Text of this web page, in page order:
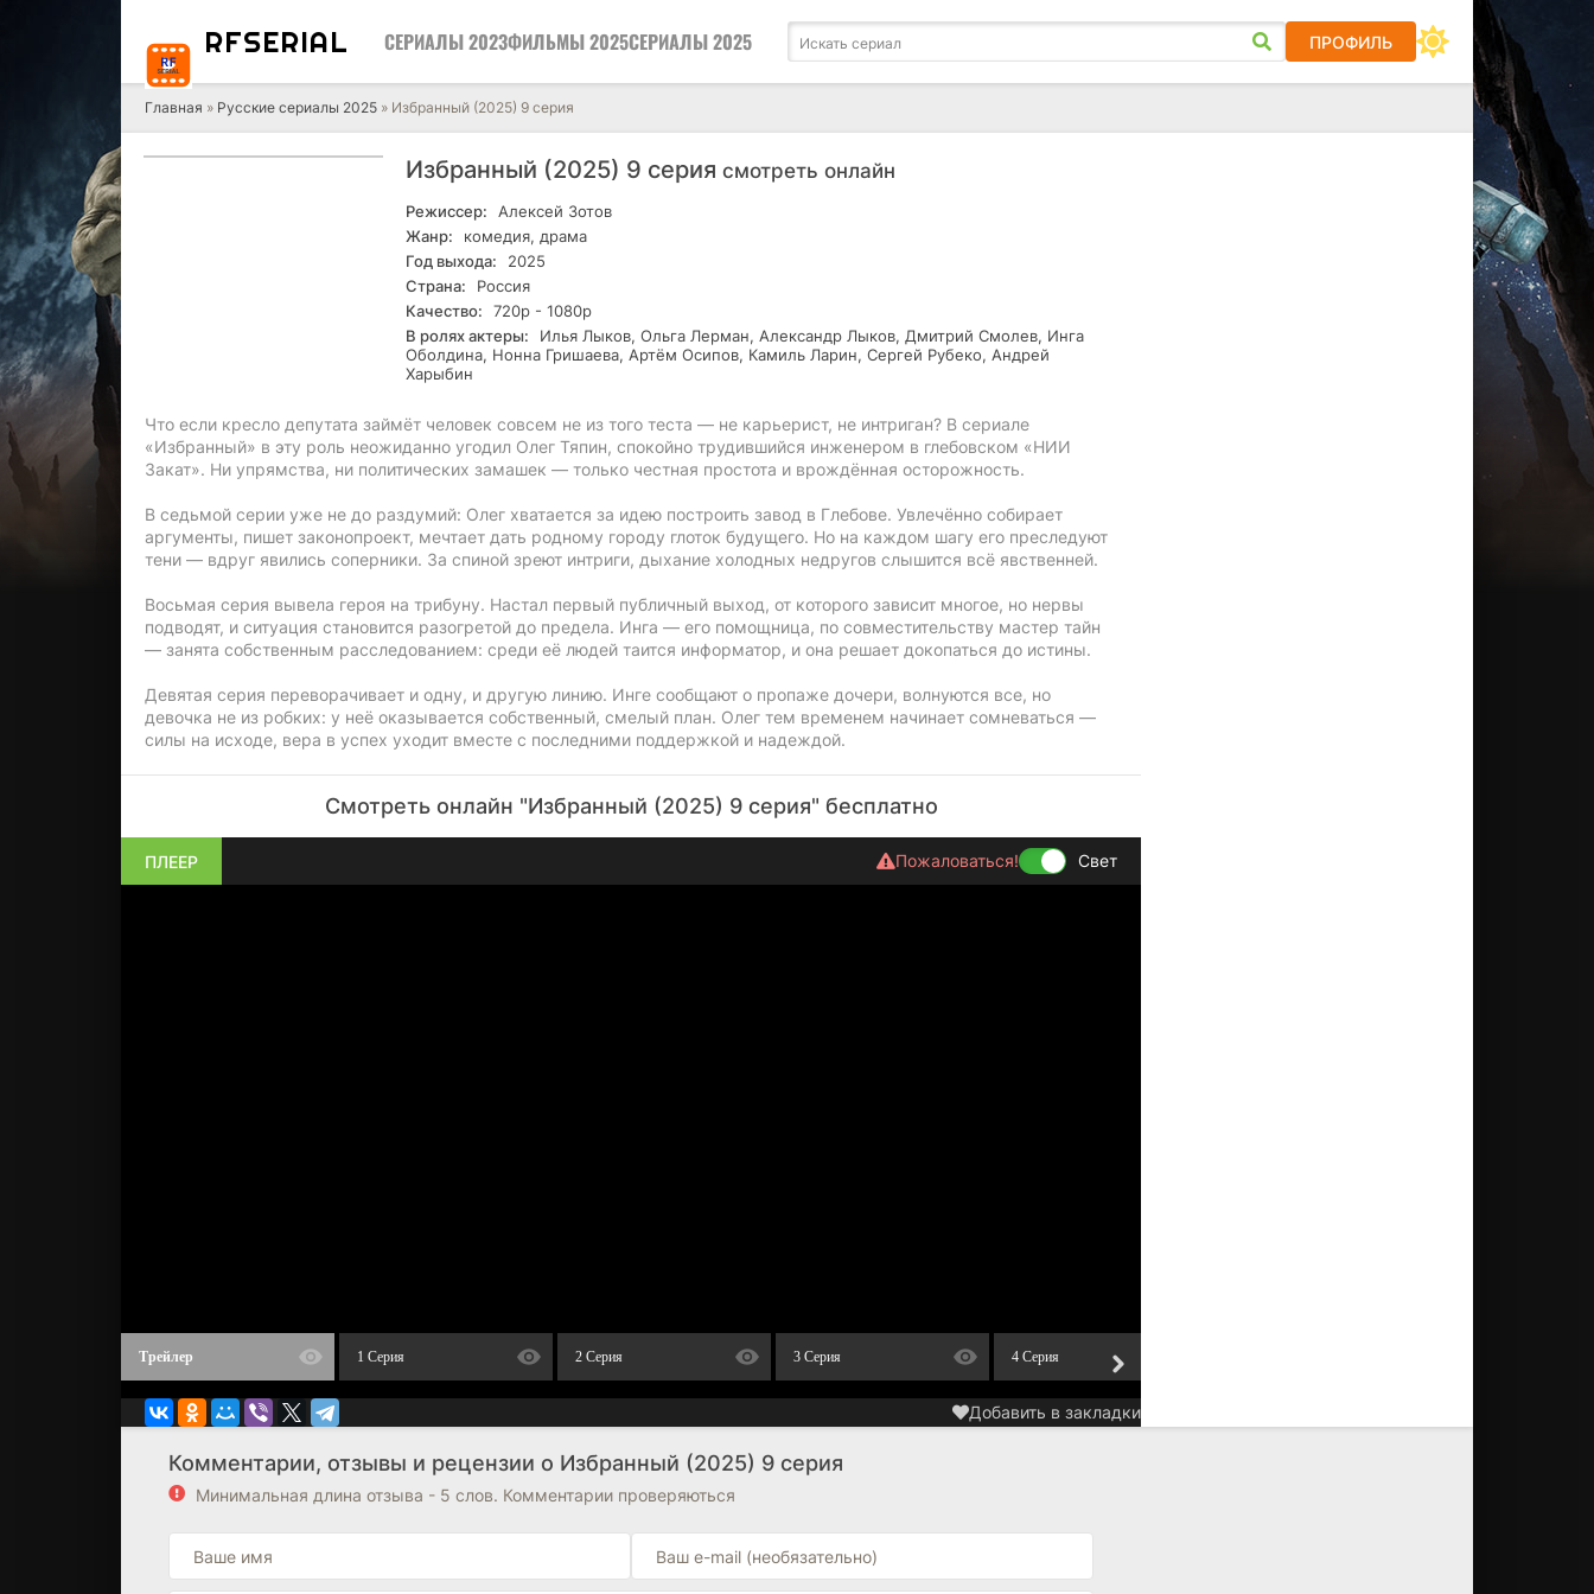
RFSERIAL СЕРИАЛЫ 2023ФИЛЬМЫ 2025СЕРИАЛЫ 2025 ПРОФИЛЬ
Главная » Русские сериалы 2025 » Избранный (2025) 9 серия
Избранный (2025) 9 серия смотреть онлайн
Режиссер:
Алексей Зотов
Жанр:
комедия, драма
Год выхода:
2025
Страна:
Россия
Качество:
720р - 1080р
В ролях актеры:
Илья Лыков, Ольга Лерман, Александр Лыков, Дмитрий Смолев, Инга
Оболдина, Нонна Гришаева, Артём Осипов, Камиль Ларин, Сергей Рубеко, Андрей
Харыбин
Что если кресло депутата займёт человек совсем не из того теста — не карьерист, не интриган? В сериале
«Избранный» в эту роль неожиданно угодил Олег Тяпин, спокойно трудившийся инженером в глебовском «НИИ
Закат». Ни упрямства, ни политических замашек — только честная простота и врождённая осторожность.
В седьмой серии уже не до раздумий: Олег хватается за идею построить завод в Глебове. Увлечённо собирает
аргументы, пишет законопроект, мечтает дать родному городу глоток будущего. Но на каждом шагу его преследуют
тени — вдруг явились соперники. За спиной зреют интриги, дыхание холодных недругов слышится всё явственней.
Восьмая серия вывела героя на трибуну. Настал первый публичный выход, от которого зависит многое, но нервы
подводят, и ситуация становится разогретой до предела. Инга — его помощница, по совместительству мастер тайн
— занята собственным расследованием: среди её людей таится информатор, и она решает докопаться до истины.
Девятая серия переворачивает и одну, и другую линию. Инге сообщают о пропаже дочери, волнуются все, но
девочка не из робких: у неё оказывается собственный, смелый план. Олег тем временем начинает сомневаться —
силы на исходе, вера в успех уходит вместе с последними поддержкой и надеждой.
Смотреть онлайн "Избранный (2025) 9 серия" бесплатно
ПЛЕЕР Пожаловаться! Свет
Трейлер 1 Серия 2 Серия 3 Серия 4 Серия
Добавить в закладки
Комментарии, отзывы и рецензии о Избранный (2025) 9 серия
Минимальная длина отзыва - 5 слов. Комментарии проверяються